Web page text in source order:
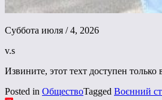
Суббота июля / 4, 2026
v.s
Извините, этот техт доступен только
Posted in ОбществоTagged Воєнний